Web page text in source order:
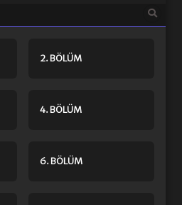
2. BÖLÜM
4. BÖLÜM
6. BÖLÜM